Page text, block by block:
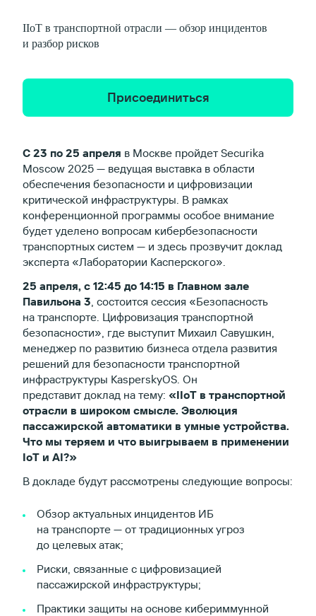
IIoT в транспортной отрасли — обзор инцидентов
и разбор рисков
Присоединиться
С 23 по 25 апреля в Москве пройдет Securika
Moscow 2025 — ведущая выставка в области
обеспечения безопасности и цифровизации
критической инфраструктуры. В рамках
конференционной программы особое внимание
будет уделено вопросам кибербезопасности
транспортных систем — и здесь прозвучит доклад
эксперта «Лаборатории Касперского».
25 апреля, с 12:45 до 14:15 в Главном зале
Павильона 3, состоится сессия «Безопасность
на транспорте. Цифровизация транспортной
безопасности», где выступит Михаил Савушкин,
менеджер по развитию бизнеса отдела развития
решений для безопасности транспортной
инфраструктуры KasperskyOS. Он
представит доклад на тему: «IIoT в транспортной
отрасли в широком смысле. Эволюция
пассажирской автоматики в умные устройства.
Что мы теряем и что выигрываем в применении
IoT и AI?»
В докладе будут рассмотрены следующие вопросы:
Обзор актуальных инцидентов ИБ
на транспорте — от традиционных угроз
до целевых атак;
Риски, связанные с цифровизацией
пассажирской инфраструктуры;
Практики защиты на основе кибериммунной